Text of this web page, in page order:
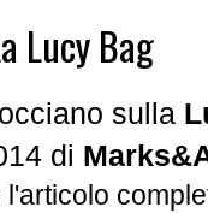
Lucy Bag
sulla
di